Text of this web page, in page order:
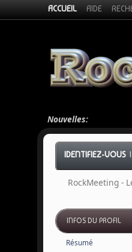
ACCUEIL AIDE
Nouvelles:
IDENTIFIEZ-VOUS
RockMeeting -
INFOS DU PROFIL
Résumé